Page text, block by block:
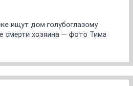
ищут дом голубоглазому
смерти хозяина — фото Тима